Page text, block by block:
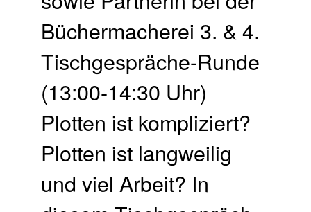
Büchermacherei 3. & 4.
Tischgespräche-Runde
(13:00-14:30 Uhr)
Plotten ist kompliziert?
Plotten ist langweilig
und viel Arbeit? In